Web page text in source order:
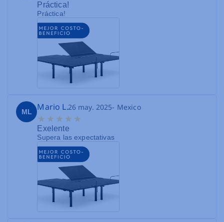
Práctica!
Práctica!
ML Mario L.26 may. 2025- Mexico
Exelente
Supera las expectativas